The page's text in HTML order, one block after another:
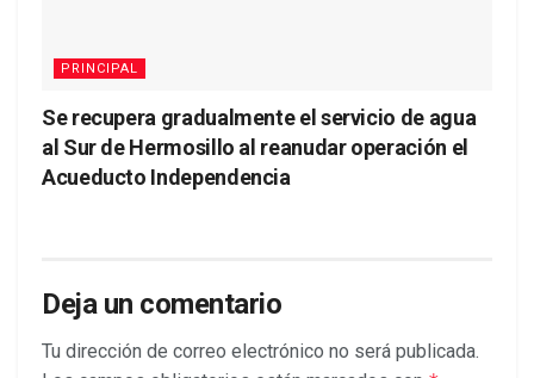
PRINCIPAL
Se recupera gradualmente el servicio de agua
al Sur de Hermosillo al reanudar operación el
Acueducto Independencia
Deja un comentario
Tu dirección de correo electrónico no será publicada.